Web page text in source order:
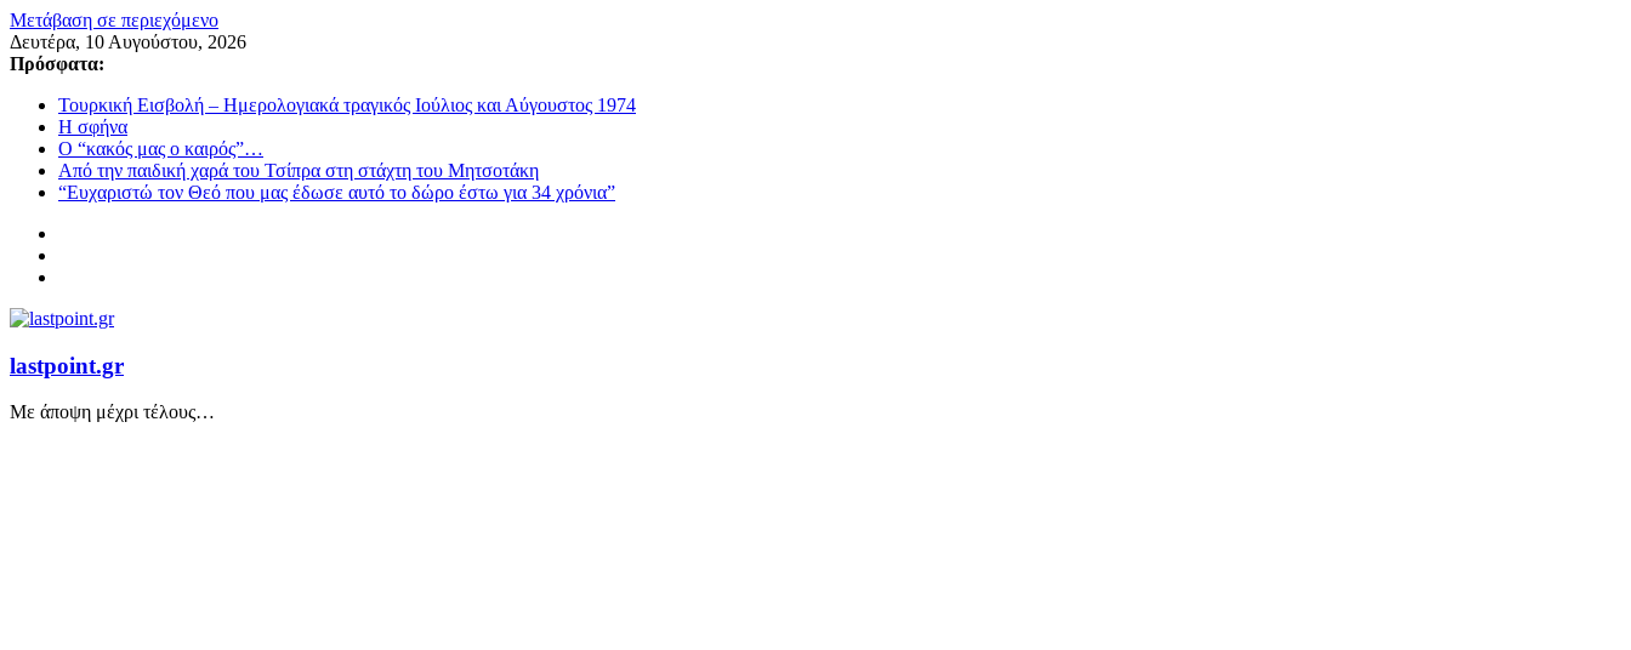
Μετάβαση σε περιεχόμενο
Δευτέρα, 10 Αυγούστου, 2026
Πρόσφατα:
Τουρκική Εισβολή – Ημερολογιακά τραγικός Ιούλιος και Αύγουστος 1974
Η σφήνα
Ο “κακός μας ο καιρός”…
Από την παιδική χαρά του Τσίπρα στη στάχτη του Μητσοτάκη
“Ευχαριστώ τον Θεό που μας έδωσε αυτό το δώρο έστω για 34 χρόνια”
lastpoint.gr
Με άποψη μέχρι τέλους…